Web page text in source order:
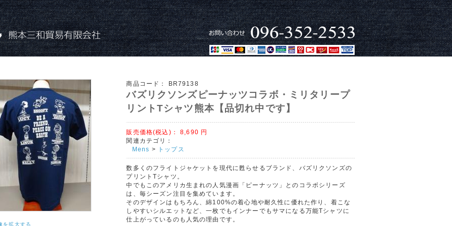
を拡大する
商品コード： BR79138
バズリクソンズピーナッツコラボ・ミリタリープ
リントTシャツ熊本【品切れ中です】
販売価格(税込)： 8,690 円
関連カテゴリ：
Mens > トップス
数多くのフライトジャケットを現代に甦らせるブランド、バズリクソンズの
プリントTシャツ。
中でもこのアメリカ生まれの人気漫画「ピーナッツ」とのコラボシリーズ
は、毎シーズン注目を集めています。
そのデザインはもちろん、綿100%の着心地や耐久性に優れた作り、着こな
しやすいシルエットなど、一枚でもインナーでもサマになる万能Tシャツに
仕上がっているのも人気の理由です。